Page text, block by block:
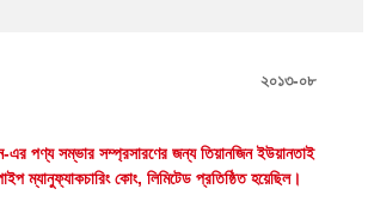
২০১৩-০৮
এর পণ্য সম্ভার সম্প্রসারণের জন্য তিয়ানজিন ইউয়ানতাই
ম্যানুফ্যাকচারিং কোং, লিমিটেড প্রতিষ্ঠিত হয়েছিল।